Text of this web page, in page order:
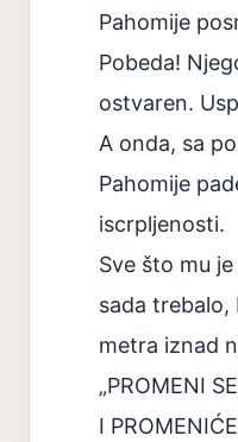
Pahomije
Pobeda!
ostvaren.
A onda, sa
Pahomije
iscrpljenosti.
Sve što mu
sada trebalo,
metra iznad
„PROMENI
I